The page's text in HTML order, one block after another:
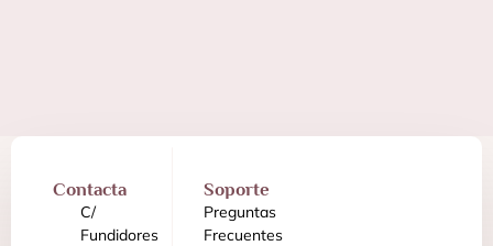
Contacta
C/
Fundidores
Soporte
Preguntas
Frecuentes